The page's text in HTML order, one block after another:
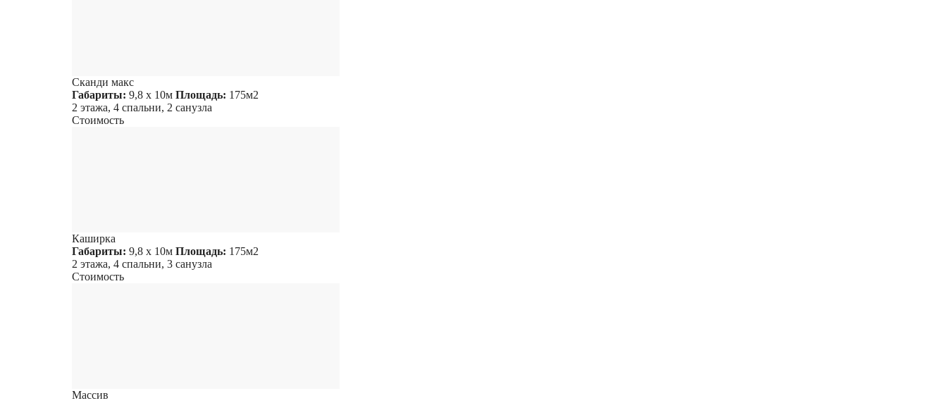
Сканди макс
Габариты: 9,8 х 10м Площадь: 175м2
2 этажа, 4 спальни, 2 санузла
Стоимость
Каширка
Габариты: 9,8 х 10м Площадь: 175м2
2 этажа, 4 спальни, 3 санузла
Стоимость
Массив